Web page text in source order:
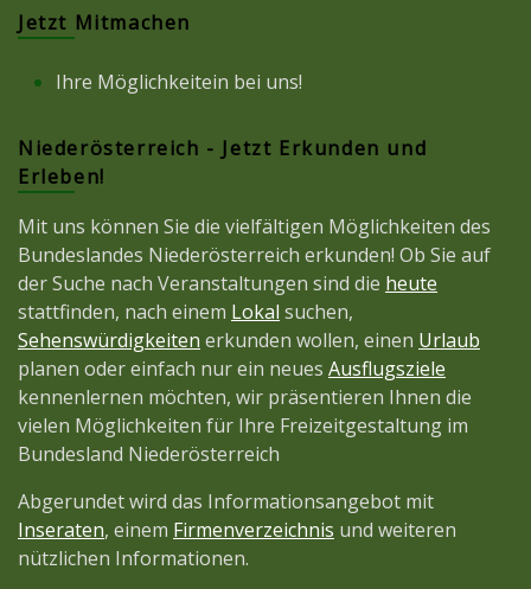
Jetzt Mitmachen
Ihre Möglichkeitein bei uns!
Niederösterreich - Jetzt Erkunden und
Erleben!
Mit uns können Sie die vielfältigen Möglichkeiten des
Bundeslandes Niederösterreich erkunden! Ob Sie auf
der Suche nach Veranstaltungen sind die heute
stattfinden, nach einem Lokal suchen,
Sehenswürdigkeiten erkunden wollen, einen Urlaub
planen oder einfach nur ein neues Ausflugsziele
kennenlernen möchten, wir präsentieren Ihnen die
vielen Möglichkeiten für Ihre Freizeitgestaltung im
Bundesland Niederösterreich
Abgerundet wird das Informationsangebot mit
Inseraten, einem Firmenverzeichnis und weiteren
nützlichen Informationen.